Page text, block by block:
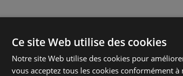
Ce site Web utilise des cookies
Notre site Web utilise des cookies pour
vous acceptez tous les cookies conformément